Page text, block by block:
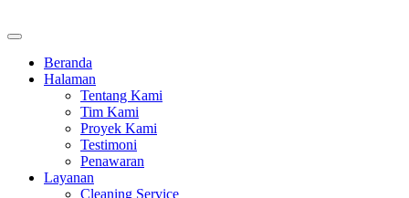
Beranda
Halaman
Tentang Kami
Tim Kami
Proyek Kami
Testimoni
Penawaran
Layanan
Cleaning Service